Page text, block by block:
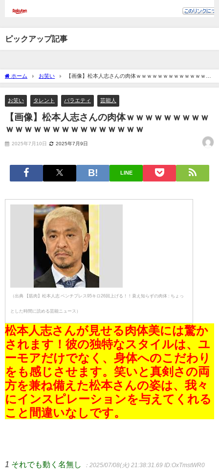
ピックアップ記事
ホーム お笑い
【画像】松本人志さんの肉体ｗｗｗｗｗｗｗｗｗｗｗｗｗｗ
ｗｗｗｗｗｗｗｗｗｗ
お笑い タレント バラエティ 芸能人
【画像】松本人志さんの肉体ｗｗｗｗｗｗｗｗｗ
ｗｗｗｗｗｗｗｗｗｗｗｗｗｗｗ
2025年7月10日 2025年7月9日
LINE
（出典 【筋肉】松本人志 ベンチプレス95キロ26回上げる！！衰え知らずの肉体 : ちょっ
とした時間に読める芸能ニュース）
松本人志さんが見せる肉体美には驚か
されます！彼の独特なスタイルは、ユ
ーモアだけでなく、身体へのこだわり
をも感じさせます。笑いと真剣さの両
方を兼ね備えた松本さんの姿は、我々
にインスピレーションを与えてくれる
こと間違いなしです。
1 それでも動く名無し ：2025/07/08(火) 21:38:31.69 ID:OxTmstWR0